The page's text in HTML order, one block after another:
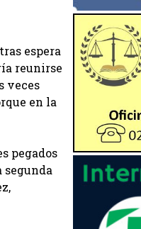
espera
reunirse
veces
en la
pegados
segunda